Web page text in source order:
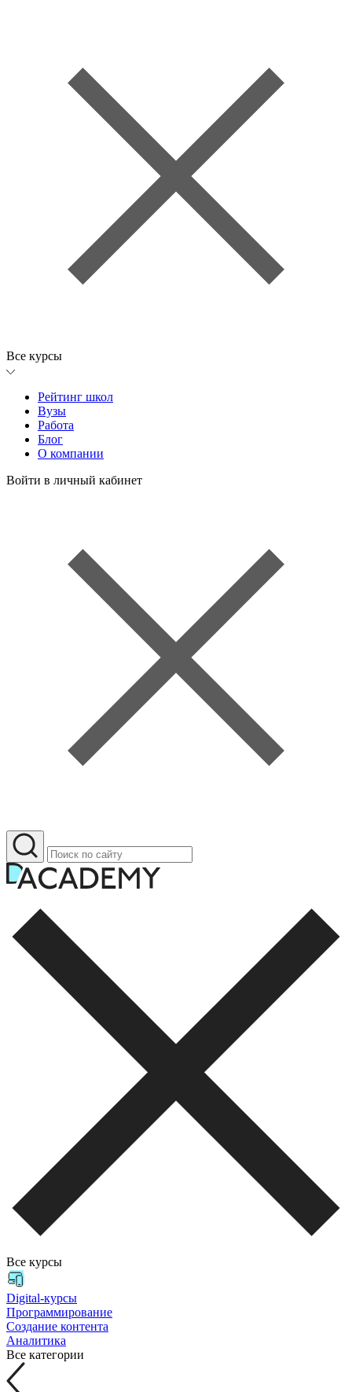
Все курсы
Рейтинг школ
Вузы
Работа
Блог
О компании
Войти в личный кабинет
Все курсы
Digital-курсы
Программирование
Создание контента
Аналитика
Все категории